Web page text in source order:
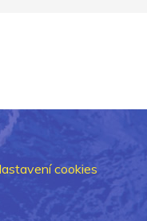
cookies